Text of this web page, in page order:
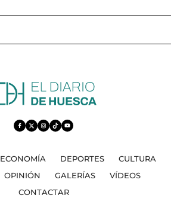
ECONOMÍA DEPORTES
CULTURA
OPINIÓN GALERÍAS
VÍDEOS
CONTACTAR